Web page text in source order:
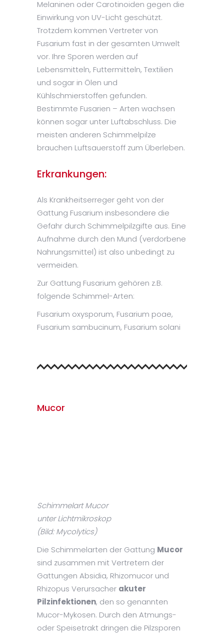
Melaninen oder Carotinoiden gegen die
Einwirkung von UV-Licht geschützt.
Trotzdem kommen Vertreter von
Fusarium fast in der gesamten Umwelt
vor. Ihre Sporen werden auf
Lebensmitteln, Futtermitteln, Textilien
und sogar in Ölen und
Kühlschmierstoffen gefunden.
Bestimmte Fusarien – Arten wachsen
können sogar unter Luftabschluss. Die
meisten anderen Schimmelpilze
brauchen Luftsauerstoff zum Überleben.
Erkrankungen:
Als Krankheitserreger geht von der
Gattung Fusarium insbesondere die
Gefahr durch Schimmelpilzgifte aus. Eine
Aufnahme durch den Mund (verdorbene
Nahrungsmittel) ist also unbedingt zu
vermeiden.
Zur Gattung Fusarium gehören z.B.
folgende Schimmel-Arten:
Fusarium oxysporum, Fusarium poae,
Fusarium sambucinum, Fusarium solani
Mucor
Schimmelart Mucor
unter Lichtmikroskop
(Bild: Mycolytics)
Die Schimmelarten der Gattung Mucor
sind zusammen mit Vertretern der
Gattungen Absidia, Rhizomucor und
Rhizopus Verursacher akuter
Pilzinfektionen, den so genannten
Mucor-Mykosen. Durch den Atmungs-
oder Speisetrakt dringen die Pilzsporen